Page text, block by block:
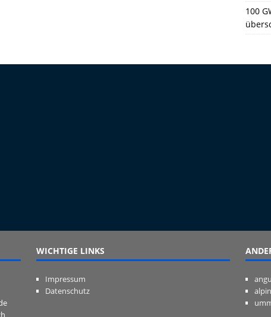
100
WICHTIGE LINKS
Impressum
Datenschutz